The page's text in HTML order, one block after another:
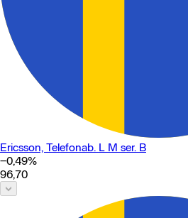
Ericsson, Telefonab. L M ser. B
−0,49%
96,70